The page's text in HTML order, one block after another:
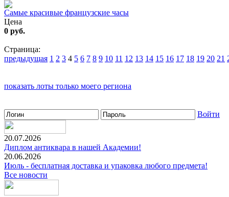
Самые красивые французские часы
Цена
0 руб.
Страница:
предыдущая 1 2 3 4 5 6 7 8 9 10 11 12 13 14 15 16 17 18 19 20 21
показать лоты только моего региона
Войти
20.07.2026
Диплом антиквара в нашей Академии!
20.06.2026
Июль - бесплатная доставка и упаковка любого предмета!
Все новости